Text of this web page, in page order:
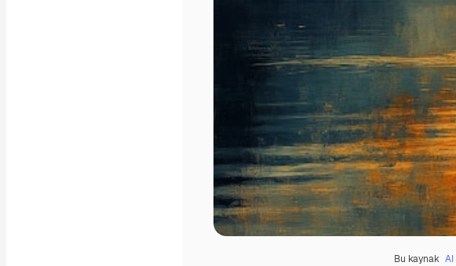
Bu kaynak AI